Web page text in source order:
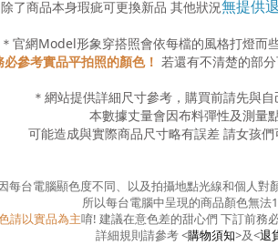
除了商品本身瑕疵可更換新品 其他狀況無提供
＊官網Model形象穿搭照會依每檔的風格打燈而
必參考實品平拍照的顏色！ 若還有不清楚的部分
＊網站提供詳細尺寸參考，購買前請先與自
本數據丈量會因布料彈性及測量
可能造成與實際商品尺寸略有誤差 請女孩們
每台電腦顯色度不同、以及拍攝地點光線和個人對
所以每台電腦中呈現的商品顏色無法
請以實品為主唷! 建議在意色差的甜心們 下訂前務
詳細規則請參考<購物須知>及<退